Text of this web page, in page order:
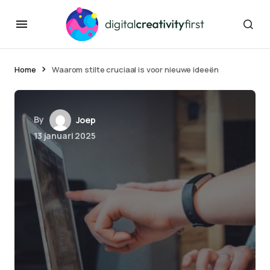
Home Waarom stilte cruciaal is voor nieuwe ideeën
By
Joep
13 januari 2025